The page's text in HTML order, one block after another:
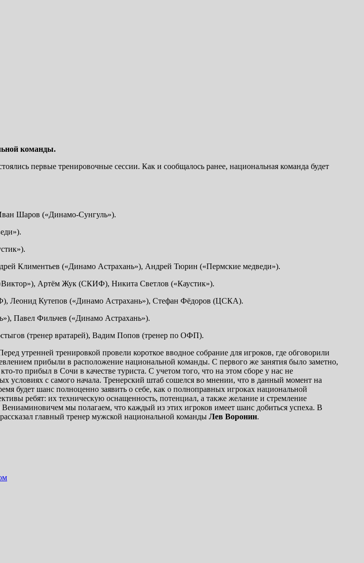
команды.
первые тренировочные сессии. Как и сообщалось ранее, национальная команда будет
Шаров («Динамо-Сунгуль»).
Климентьев («Динамо Астрахань»), Андрей Тюрин («Пермские медведи»).
Артём Жук (СКИФ), Никита Светлов («Каустик»).
Леонид Кутепов («Динамо Астрахань»), Стефан Фёдоров (ЦСКА).
Павел Фильчев («Динамо Астрахань»).
(тренер вратарей), Вадим Попов (тренер по ОФП).
утренней тренировкой провели короткое вводное собрание для игроков, где обговорили
прибыли в расположение национальной команды. С первого же занятия было заметно,
то прибыл в Сочи в качестве туриста. С учетом того, что на этом сборе у нас не
условиях с самого начала. Тренерский штаб сошелся во мнении, что в данный момент на
будет шанс полноценно заявить о себе, как о полноправных игроках национальной
ребят: их техническую оснащенность, потенциал, а также желание и стремление
мы полагаем, что каждый из этих игроков имеет шанс добиться успеха. В
главный тренер мужской национальной команды Лев Воронин.